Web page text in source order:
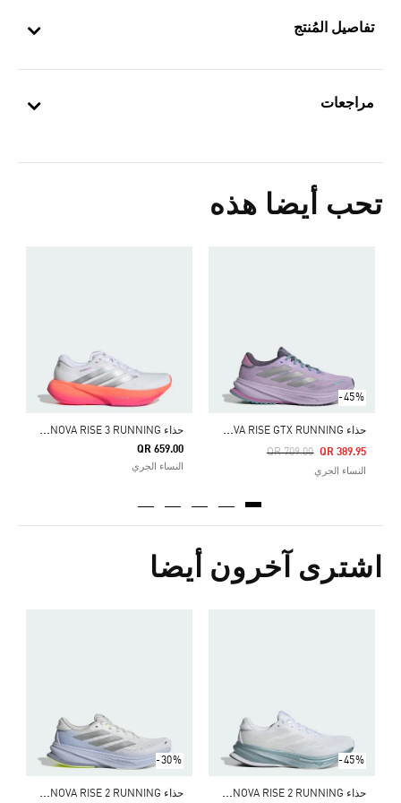
تفاصيل المُنتج
مراجعات
تحب أيضا هذه
-45%
ح
ذاء SUPERNOVA RISE GTX RUNNING
Price Reduced From
QR 709.00
To QR 389.95
النساء الجري
ح
ذاء SUPERNOVA RISE 3 RUNNING
QR 659.00
النساء الجري
اشترى آخرون أيضا
-45%
ح
ذاء SUPERNOVA RISE 2 RUNNING
-30%
ح
ذاء SUPERNOVA RISE 2 RUNNING